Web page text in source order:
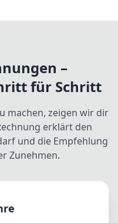
–
für Schritt
machen, zeigen wir dir
erklärt den
und die Empfehlung
Zunehmen.